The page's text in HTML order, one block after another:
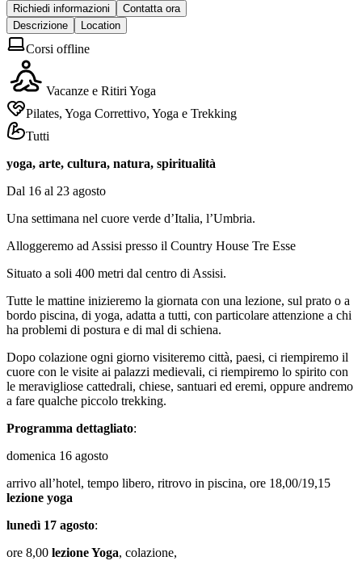
Richiedi informazioni
Contatta ora
Descrizione
Location
Corsi offline
Vacanze e Ritiri Yoga
Pilates, Yoga Correttivo, Yoga e Trekking
Tutti
yoga, arte, cultura, natura, spiritualità
Dal 16 al 23 agosto
Una settimana nel cuore verde d’Italia, l’Umbria.
Alloggeremo ad Assisi presso il Country House Tre Esse
Situato a soli 400 metri dal centro di Assisi.
Tutte le mattine inizieremo la giornata con una lezione, sul prato o a
bordo piscina, di yoga, adatta a tutti, con particolare attenzione a chi
ha problemi di postura e di mal di schiena.
Dopo colazione ogni giorno visiteremo città, paesi, ci riempiremo il
cuore con le visite ai palazzi medievali, ci riempiremo lo spirito con
le meravigliose cattedrali, chiese, santuari ed eremi, oppure andremo
a fare qualche piccolo trekking.
Programma dettagliato:
domenica 16 agosto
arrivo all’hotel, tempo libero, ritrovo in piscina, ore 18,00/19,15
lezione yoga
lunedì 17 agosto:
ore 8,00 lezione Yoga, colazione,